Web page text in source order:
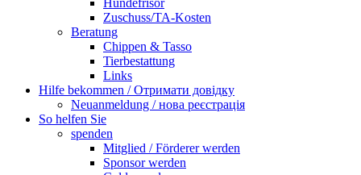
Hundefrisör
Zuschuss/TA-Kosten
Beratung
Chippen & Tasso
Tierbestattung
Links
Hilfe bekommen / Отримати довідку
Neuanmeldung / нова реєстрація
So helfen Sie
spenden
Mitglied / Förderer werden
Sponsor werden